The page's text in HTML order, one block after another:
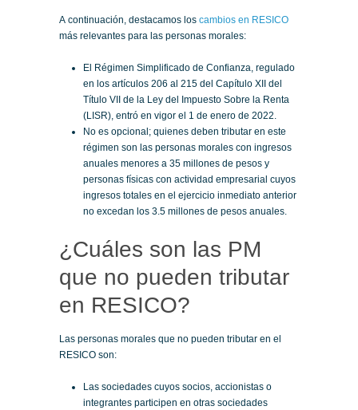
A continuación, destacamos los cambios en RESICO
más relevantes para las personas morales:
El Régimen Simplificado de Confianza, regulado
en los artículos 206 al 215 del Capítulo XII del
Título VII de la Ley del Impuesto Sobre la Renta
(LISR), entró en vigor el 1 de enero de 2022.
No es opcional; quienes deben tributar en este
régimen son las personas morales con ingresos
anuales menores a 35 millones de pesos y
personas físicas con actividad empresarial cuyos
ingresos totales en el ejercicio inmediato anterior
no excedan los 3.5 millones de pesos anuales.
¿Cuáles son las PM
que no pueden tributar
en RESICO?
Las personas morales que no pueden tributar en el
RESICO son:
Las sociedades cuyos socios, accionistas o
integrantes participen en otras sociedades